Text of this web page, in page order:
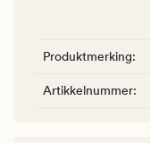
Produktmerking:
Artikkelnummer: